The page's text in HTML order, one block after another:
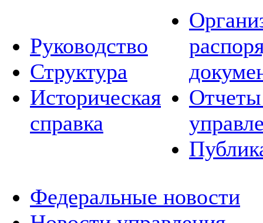
Руководство
Структура
Историческая
справка
Отчеты
Федеральные новости